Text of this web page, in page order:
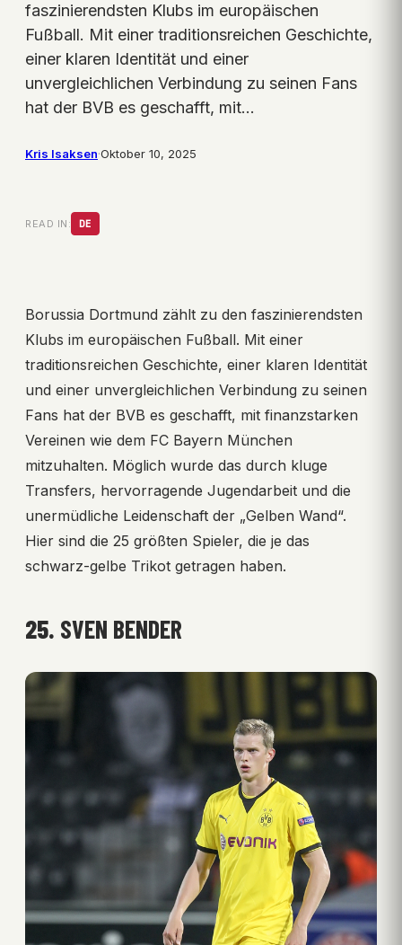
faszinierendsten Klubs im europäischen
Fußball. Mit einer traditionsreichen Geschichte,
einer klaren Identität und einer
unvergleichlichen Verbindung zu seinen Fans
hat der BVB es geschafft, mit…
Kris Isaksen·Oktober 10, 2025
READ IN: DE
Borussia Dortmund zählt zu den faszinierendsten
Klubs im europäischen Fußball. Mit einer
traditionsreichen Geschichte, einer klaren Identität
und einer unvergleichlichen Verbindung zu seinen
Fans hat der BVB es geschafft, mit finanzstarken
Vereinen wie dem FC Bayern München
mitzuhalten. Möglich wurde das durch kluge
Transfers, hervorragende Jugendarbeit und die
unermüdliche Leidenschaft der „Gelben Wand“.
Hier sind die 25 größten Spieler, die je das
schwarz-gelbe Trikot getragen haben.
25. SVEN BENDER